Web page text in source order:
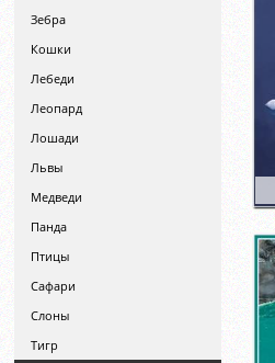
Зебра
Кошки
Лебеди
Леопард
Лошади
Львы
Медведи
Панда
Птицы
Сафари
Слоны
Тигр